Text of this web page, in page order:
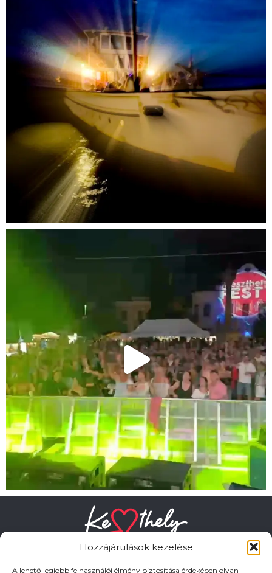
Hozzájárulások kezelése
A lehető legjobb felhasználói élmény biztosítása érdekében olyan